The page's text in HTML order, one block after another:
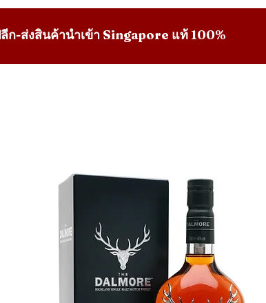
ก-ส่งสินค้านำเข้า Singapore แท้ 100%